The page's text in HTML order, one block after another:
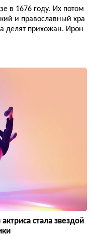
в 1676 году. Их потом
и православный хра
делят прихожан. Ирон
стала звездой